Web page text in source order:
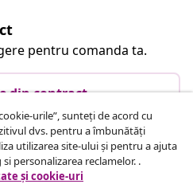
pentru comanda ta.
din contract
urile”, sunteți de acord cu
dvs. pentru a îmbunătăți
utilizarea site-ului și pentru a ajuta
personalizarea reclamelor. .
și cookie-uri